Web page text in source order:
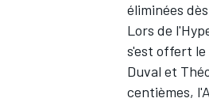
éliminées
Lors de
s'est offert le
Duval et
centièmes,